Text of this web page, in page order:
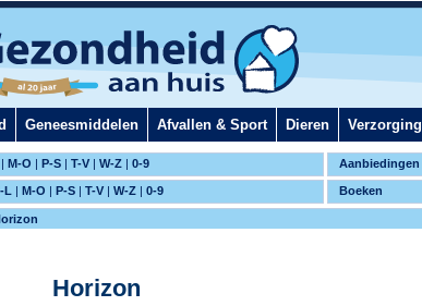
Geneesmiddelen Afvallen & Sport Dieren Verzorging
Aanbiedingen
| M-O | P-S | T-V | W-Z | 0-9
Boeken
L | M-O | P-S | T-V | W-Z | 0-9
Horizon